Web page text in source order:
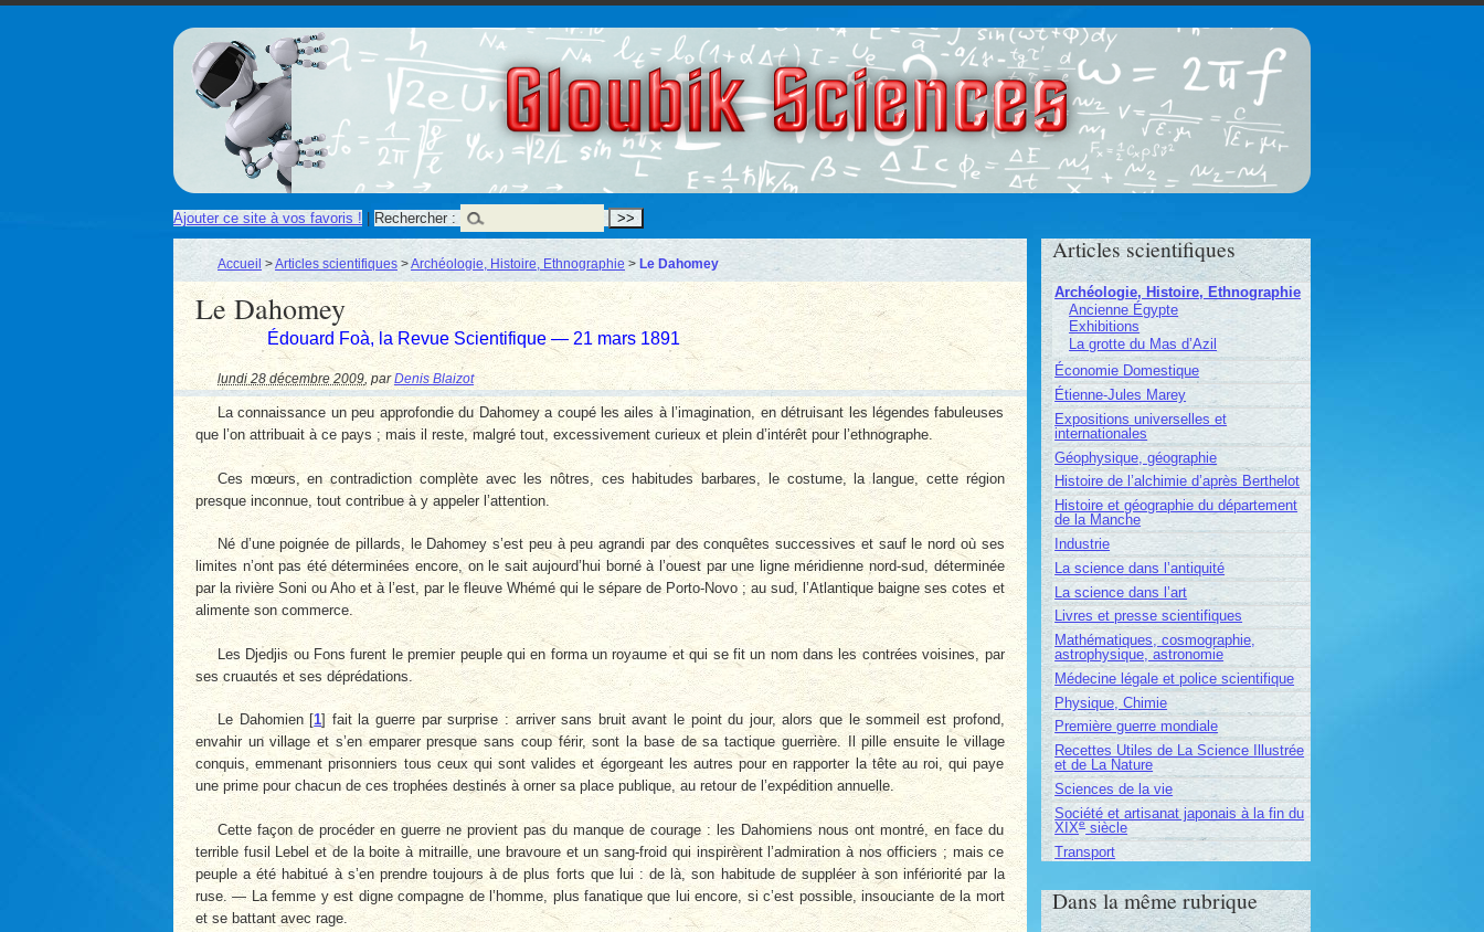
Gloubik Sciences
Ajouter ce site à vos favoris ! | Rechercher :
Accueil >Articles scientifiques >Archéologie, Histoire, Ethnographie > Le Dahomey
Le Dahomey
Édouard Foà, la Revue Scientifique — 21 mars 1891
lundi 28 décembre 2009 parDenis Blaizot
La connaissance un peu approfondie du Dahomey a coupé les ailes à l’imagination, en détruisant les légendes fabuleuses
que l’on attribuait à ce pays ; mais il reste, malgré tout, excessivement curieux et plein d’intérêt pour l’ethnographe.
Ces mœurs, en contradiction complète avec les nôtres, ces habitudes barbares, le costume, la langue, cette région
presque inconnue, tout contribue à y appeler l’attention.
Né d’une poignée de pillards, le Dahomey s’est peu à peu agrandi par des conquêtes successives et sauf le nord où ses
limites n’ont pas été déterminées encore, on le sait aujourd’hui borné à l’ouest par une ligne méridienne nord-sud, déterminée
par la rivière Soni ou Aho et à l’est, par le fleuve Whémé qui le sépare de Porto-Novo ; au sud, l’Atlantique baigne ses cotes et
alimente son commerce.
Les Djedjis ou Fons furent le premier peuple qui en forma un royaume et qui se fit un nom dans les contrées voisines, par
ses cruautés et ses déprédations.
Le Dahomien[1] fait la guerre par surprise : arriver sans bruit avant le point du jour, alors que le sommeil est profond,
envahir un village et s’en emparer presque sans coup férir, sont la base de sa tactique guerrière. Il pille ensuite le village
conquis, emmenant prisonniers tous ceux qui sont valides et égorgeant les autres pour en rapporter la tête au roi, qui paye
une prime pour chacun de ces trophées destinés à orner sa place publique, au retour de l’expédition annuelle.
Cette façon de procéder en guerre ne provient pas du manque de courage : les Dahomiens nous ont montré, en face du
terrible fusil Lebel et de la boite à mitraille, une bravoure et un sang-froid qui inspirèrent l’admiration à nos officiers ; mais ce
peuple a été habitué à s’en prendre toujours à de plus forts que lui : de là, son habitude de suppléer à son infériorité par la
ruse. — La femme y est digne compagne de l’homme, plus fanatique que lui encore, si c’est possible, insouciante de la mort
et se battant avec rage.
Articles scientifiques
Archéologie, Histoire, Ethnographie
Ancienne Égypte
Exhibitions
La grotte du Mas d’Azil
Économie Domestique
Étienne-Jules Marey
Expositions universelles et
internationales
Géophysique, géographie
Histoire de l’alchimie d’après Berthelot
Histoire et géographie du département
de la Manche
Industrie
La science dans l’antiquité
La science dans l’art
Livres et presse scientifiques
Mathématiques, cosmographie,
astrophysique, astronomie
Médecine légale et police scientifique
Physique, Chimie
Première guerre mondiale
Recettes Utiles de La Science Illustrée
et de La Nature
Sciences de la vie
Société et artisanat japonais à la fin du
XIXe siècle
Transport
Dans la même rubrique